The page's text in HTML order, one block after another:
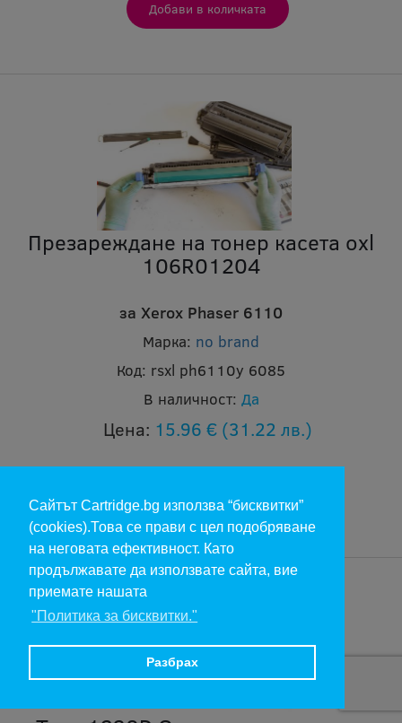
Сайтът Cartridge.bg използва “бисквитки”
(cookies).Това се прави с цел подобряване
на неговата ефективност. Като
продължавате да използвате сайта, вие
приемате нашата
"Политика за бисквитки."
Разбрах
Презареждане на тонер касета oxl
106R01204
за Xerox Phaser 6110
Марка: no brand
Код: rsxl ph6110y 6085
В наличност: Да
Цена: 15.96 € (31.22 лв.)